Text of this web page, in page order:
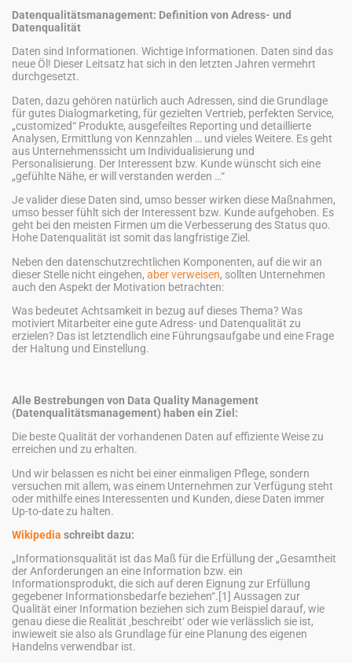
Datenqualitätsmanagement: Definition von Adress- und
Datenqualität
Daten sind Informationen. Wichtige Informationen. Daten sind das
neue Öl! Dieser Leitsatz hat sich in den letzten Jahren vermehrt
durchgesetzt.
Daten, dazu gehören natürlich auch Adressen, sind die Grundlage
für gutes Dialogmarketing, für gezielten Vertrieb, perfekten Service,
„customized“ Produkte, ausgefeiltes Reporting und detaillierte
Analysen, Ermittlung von Kennzahlen … und vieles Weitere. Es geht
aus Unternehmenssicht um Individualisierung und
Personalisierung. Der Interessent bzw. Kunde wünscht sich eine
„gefühlte Nähe, er will verstanden werden …“
Je valider diese Daten sind, umso besser wirken diese Maßnahmen,
umso besser fühlt sich der Interessent bzw. Kunde aufgehoben. Es
geht bei den meisten Firmen um die Verbesserung des Status quo.
Hohe Datenqualität ist somit das langfristige Ziel.
Neben den datenschutzrechtlichen Komponenten, auf die wir an
dieser Stelle nicht eingehen, aber verweisen, sollten Unternehmen
auch den Aspekt der Motivation betrachten:
Was bedeutet Achtsamkeit in bezug auf dieses Thema? Was
motiviert Mitarbeiter eine gute Adress- und Datenqualität zu
erzielen? Das ist letztendlich eine Führungsaufgabe und eine Frage
der Haltung und Einstellung.
Alle Bestrebungen von Data Quality Management
(Datenqualitätsmanagement) haben ein Ziel:
Die beste Qualität der vorhandenen Daten auf effiziente Weise zu
erreichen und zu erhalten.
Und wir belassen es nicht bei einer einmaligen Pflege, sondern
versuchen mit allem, was einem Unternehmen zur Verfügung steht
oder mithilfe eines Interessenten und Kunden, diese Daten immer
Up-to-date zu halten.
Wikipedia schreibt dazu:
„Informationsqualität ist das Maß für die Erfüllung der „Gesamtheit
der Anforderungen an eine Information bzw. ein
Informationsprodukt, die sich auf deren Eignung zur Erfüllung
gegebener Informationsbedarfe beziehen“.[1] Aussagen zur
Qualität einer Information beziehen sich zum Beispiel darauf, wie
genau diese die Realität ‚beschreibt‘ oder wie verlässlich sie ist,
inwieweit sie also als Grundlage für eine Planung des eigenen
Handelns verwendbar ist.